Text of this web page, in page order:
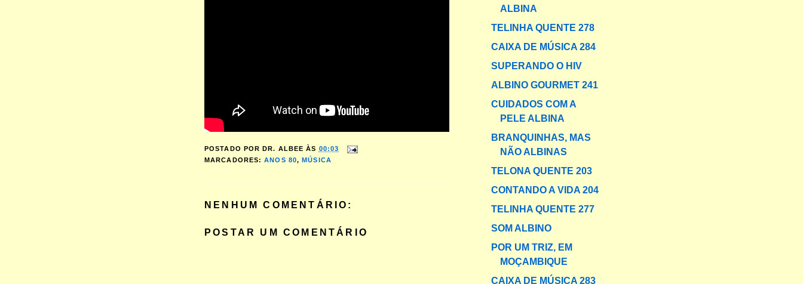
POSTADO POR DR. ALBEE ÀS 00:03
MARCADORES:ANOS 80,MÚSICA
NENHUM COMENTÁRIO:
POSTAR UM COMENTÁRIO
ALBINA
TELINHA QUENTE 278
CAIXA DE MÚSICA 284
SUPERANDO O HIV
ALBINO GOURMET 241
CUIDADOS COM A
PELE ALBINA
BRANQUINHAS, MAS
NÃO ALBINAS
TELONA QUENTE 203
CONTANDO A VIDA 204
TELINHA QUENTE 277
SOM ALBINO
POR UM TRIZ, EM
MOÇAMBIQUE
CAIXA DE MÚSICA 283